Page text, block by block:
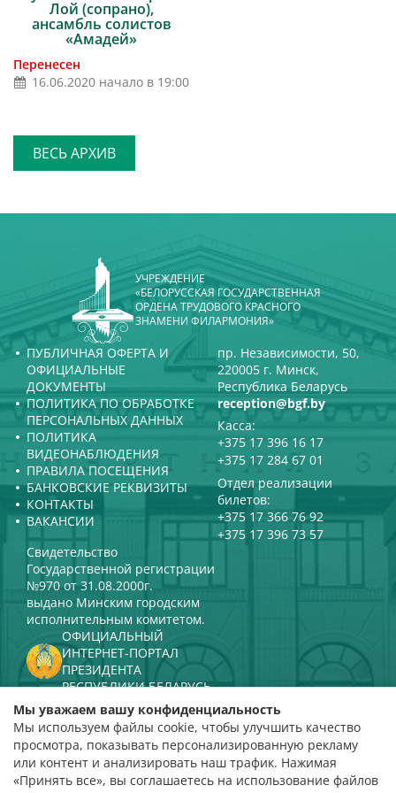
Лой (сопрано),
ансамбль солистов
«Амадей»
Перенесен
16.06.2020 начало в 19:00
ВЕСЬ АРХИВ
УЧРЕЖДЕНИЕ
«БЕЛОРУССКАЯ ГОСУДАРСТВЕННАЯ
ОРДЕНА ТРУДОВОГО КРАСНОГО
ЗНАМЕНИ ФИЛАРМОНИЯ»
ПУБЛИЧНАЯ ОФЕРТА И
ОФИЦИАЛЬНЫЕ
ДОКУМЕНТЫ
ПОЛИТИКА ПО ОБРАБОТКЕ
ПЕРСОНАЛЬНЫХ ДАННЫХ
ПОЛИТИКА
ВИДЕОНАБЛЮДЕНИЯ
ПРАВИЛА ПОСЕЩЕНИЯ
БАНКОВСКИЕ РЕКВИЗИТЫ
КОНТАКТЫ
ВАКАНСИИ
пр. Независимости, 50,
220005 г. Минск,
Республика Беларусь
reception@bgf.by
Касса:
+375 17 396 16 17
+375 17 284 67 01
Отдел реализации
билетов:
+375 17 366 76 92
+375 17 396 73 57
Свидетельство
Государственной регистрации
№970 от 31.08.2000г.
выдано Минским городским
исполнительным комитетом.
ОФИЦИАЛЬНЫЙ
ИНТЕРНЕТ-ПОРТАЛ
ПРЕЗИДЕНТА
РЕСПУБЛИКИ БЕЛАРУСЬ
МИНИСТЕРСТВО КУЛЬТУРЫ
РЕСПУБЛИКИ БЕЛАРУСЬ
ПОРТАЛ
РЕЙТИНГОВОЙ ОЦЕНКИ
Мы уважаем вашу конфиденциальность
Мы используем файлы cookie, чтобы улучшить качество
просмотра, показывать персонализированную рекламу
или контент и анализировать наш трафик. Нажимая
«Принять все», вы соглашаетесь на использование файлов